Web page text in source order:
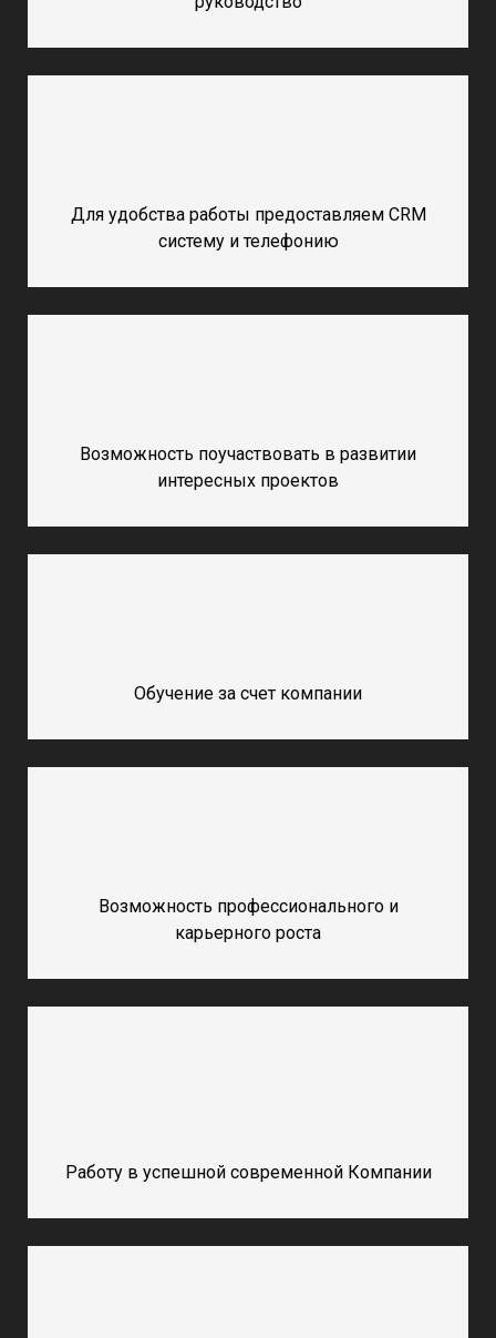
Для удобства работы предоставляем CRM
систему и телефонию
Возможность поучаствовать в развитии
интересных проектов
Обучение за счет компании
Возможность профессионального и
карьерного роста
Работу в успешной современной Компании